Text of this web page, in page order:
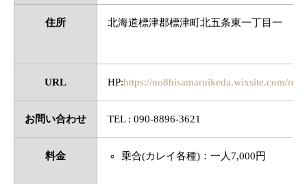
住所 北海道標津郡標津町北五条東一丁目一
URL HP:https://no8hisamaruikeda.wixsite.com/real-
お問い合わせ TEL : 090-8896-3621
料金 乗合(カレイ各種)：一人7,000円